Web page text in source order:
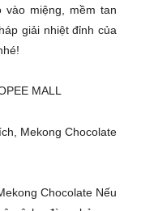
miệng, mềm tan
giải nhiệt đỉnh của
MALL
Mekong Chocolate
Chocolate Nếu